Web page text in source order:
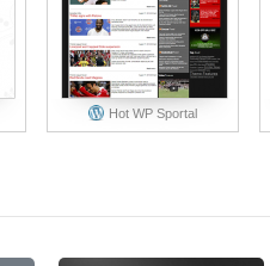
Hot WP Sportal